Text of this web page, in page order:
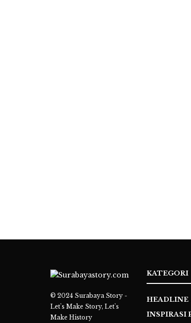
© 2024 Surabaya Story -
Let's Make Story, Let's
Make History
KATEGORI
HEADLINE
INSPIRASI